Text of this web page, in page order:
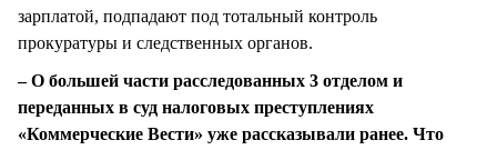
зарплатой, подпадают под тотальный контроль
прокуратуры и следственных органов.
– О большей части расследованных 3 отделом и
переданных в суд налоговых преступлениях
«Коммерческие Вести» уже рассказывали ранее. Что